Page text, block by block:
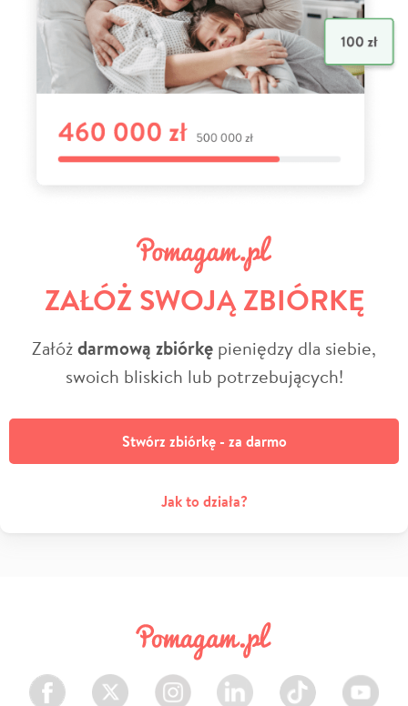
ZAŁÓŻ SWOJĄ ZBIÓRKĘ
Załóżdarmową zbiórkę pieniędzy dla siebie,
swoich bliskich lub potrzebujących!
Stwórz zbiórkę - za darmo
Jak to działa?
Facebook Twitter Instagram LinkedIn TikTok Youtube